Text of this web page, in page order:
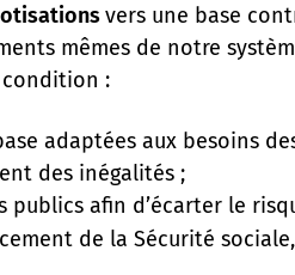
vers une base
mêmes de notre
condition :
adaptées aux besoins
des inégalités ;
afin d’écarter le
de la Sécurité